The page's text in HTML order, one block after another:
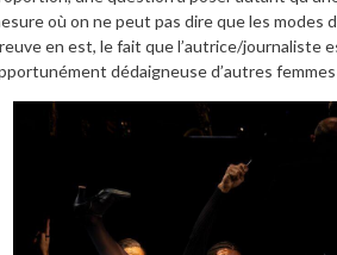
où on ne peut pas dire que les modes
en est, le fait que l’autrice/journaliste
dédaigneuse d’autres femmes